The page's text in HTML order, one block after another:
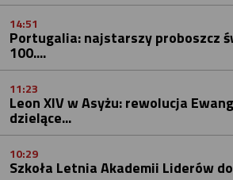
14:51
Portugalia: najstarszy proboszcz
100....
11:23
Leon XIV w Asyżu: rewolucja
dzielące...
10:29
Szkoła Letnia Akademii Liderów